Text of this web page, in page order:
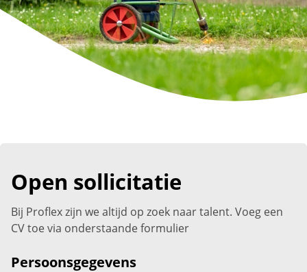
Open sollicitatie
Bij Proflex zijn we altijd op zoek naar talent. Voeg een
CV toe via onderstaande formulier
Persoonsgegevens